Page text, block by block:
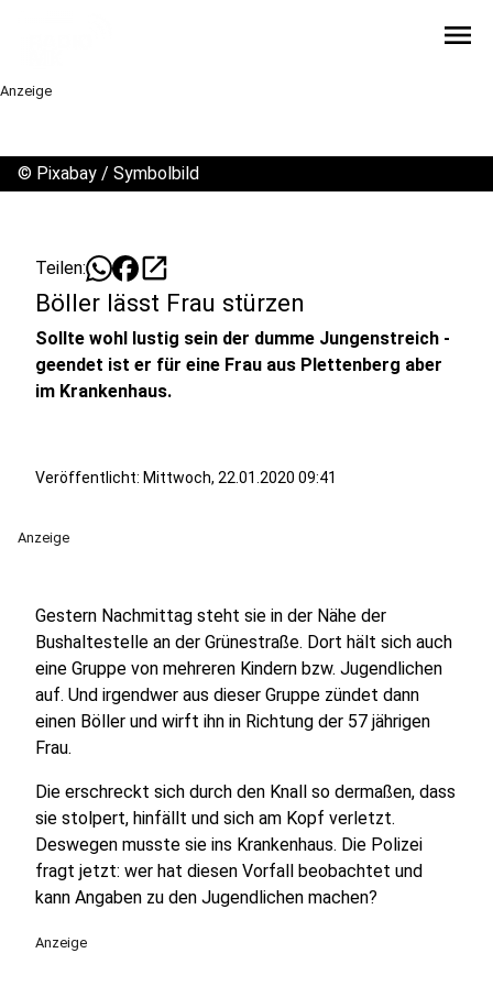
menu
Anzeige
© Pixabay / Symbolbild
Teilen: open_in_new
Böller lässt Frau stürzen
Sollte wohl lustig sein der dumme Jungenstreich -
geendet ist er für eine Frau aus Plettenberg aber
im Krankenhaus.
Veröffentlicht: Mittwoch, 22.01.2020 09:41
Anzeige
Gestern Nachmittag steht sie in der Nähe der
Bushaltestelle an der Grünestraße. Dort hält sich auch
eine Gruppe von mehreren Kindern bzw. Jugendlichen
auf. Und irgendwer aus dieser Gruppe zündet dann
einen Böller und wirft ihn in Richtung der 57 jährigen
Frau.
Die erschreckt sich durch den Knall so dermaßen, dass
sie stolpert, hinfällt und sich am Kopf verletzt.
Deswegen musste sie ins Krankenhaus. Die Polizei
fragt jetzt: wer hat diesen Vorfall beobachtet und
kann Angaben zu den Jugendlichen machen?
Anzeige